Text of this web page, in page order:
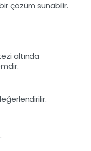
çözüm sunabilir.
altında